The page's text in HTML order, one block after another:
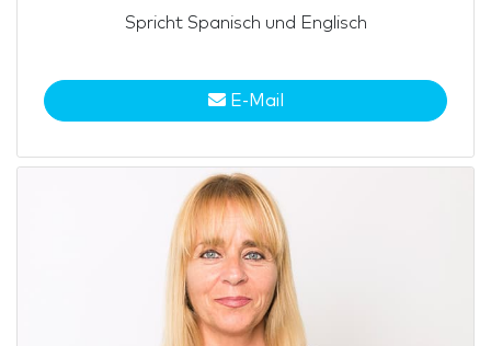
Spricht Spanisch und Englisch
E-Mail